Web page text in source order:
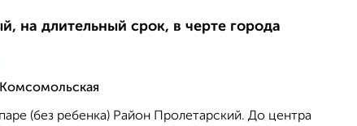
на длительный срок, в черте города
(без ребенка) Район Пролетарский. До центра